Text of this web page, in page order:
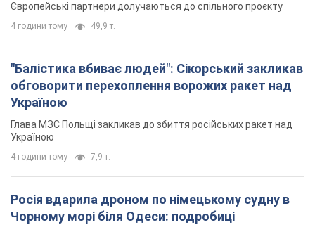
Європейські партнери долучаються до спільного проєкту
4 години тому 49,9 т.
"Балістика вбиває людей": Сікорський закликав
обговорити перехоплення ворожих ракет над
Україною
Глава МЗС Польщі закликав до збиття російських ракет над
Україною
4 години тому 7,9 т.
Росія вдарила дроном по німецькому судну в
Чорному морі біля Одеси: подробиці